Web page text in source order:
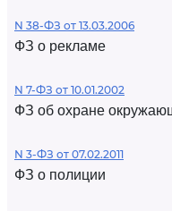
N 38-ФЗ от 13.03.2006
ФЗ о рекламе
N 7-ФЗ от 10.01.2002
ФЗ об охране
N 3-ФЗ от 07.02.2011
ФЗ о полиции